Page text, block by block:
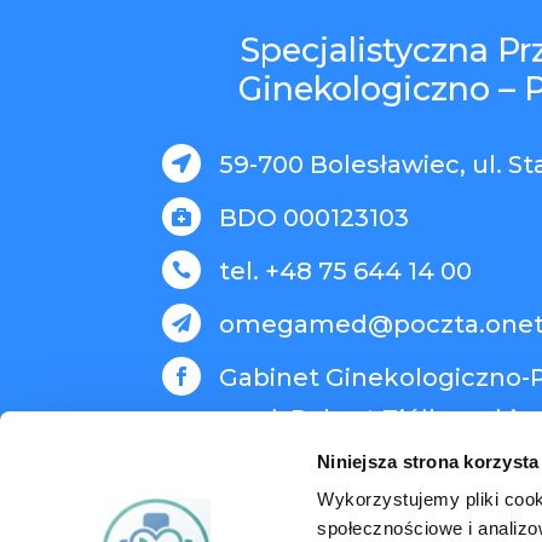
Niniejsza strona
Wykorzystujemy pliki
społecznościowe i
Specjalistyczna
Ginekologiczno –
 59-700 Bolesławiec, ul.
 BDO 000123103
 tel. +48 75 644 14 00


Gabinet Ginekologiczno-
med. Robert Ziółkowski